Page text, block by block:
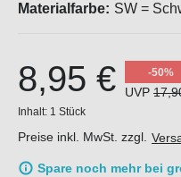
Materialfarbe: SW =
8,95 € -50%
UVP
Inhalt: 1 Stück
Preise inkl. MwSt. zzgl.
Spare noch mehr bei